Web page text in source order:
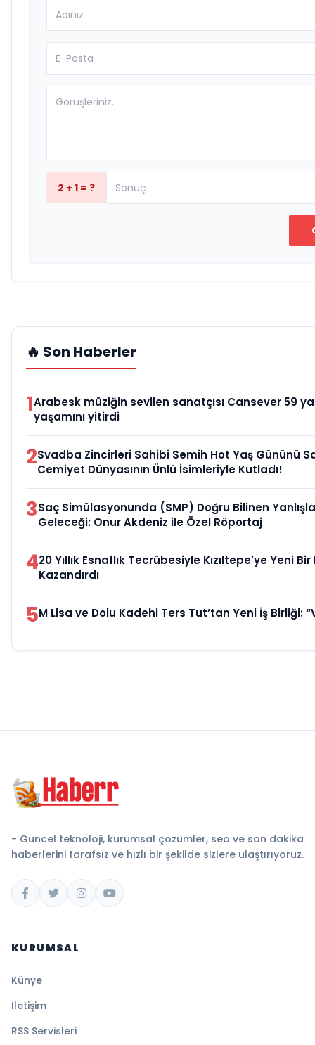
2 + 1 = ?
🔥 Son Haberler
1Arabesk müziğin sevilen sanatçısı Cansever 59
yaşamını yitirdi
2Svadba Zincirleri Sahibi Semih Hot Yaş Gününü
Cemiyet Dünyasının Ünlü İsimleriyle Kutladı!
3Saç Simülasyonunda (SMP) Doğru Bilinen
Geleceği: Onur Akdeniz ile Özel Röportaj
420 Yıllık Esnaflık Tecrübesiyle Kızıltepe'ye Yeni
Kazandırdı
5M Lisa ve Dolu Kadehi Ters Tut’tan Yeni İş Birliği:
- Güncel teknoloji, kurumsal çözümler, seo ve son dakika
haberlerini tarafsız ve hızlı bir şekilde sizlere ulaştırıyoruz.
KURUMSAL
Künye
İletişim
RSS Servisleri